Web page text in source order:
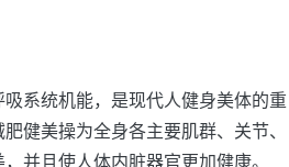
系统机能，是现代人健身美体的重
健美操为全身各主要肌群、关节、
并且使人体内脏器官更加健康。